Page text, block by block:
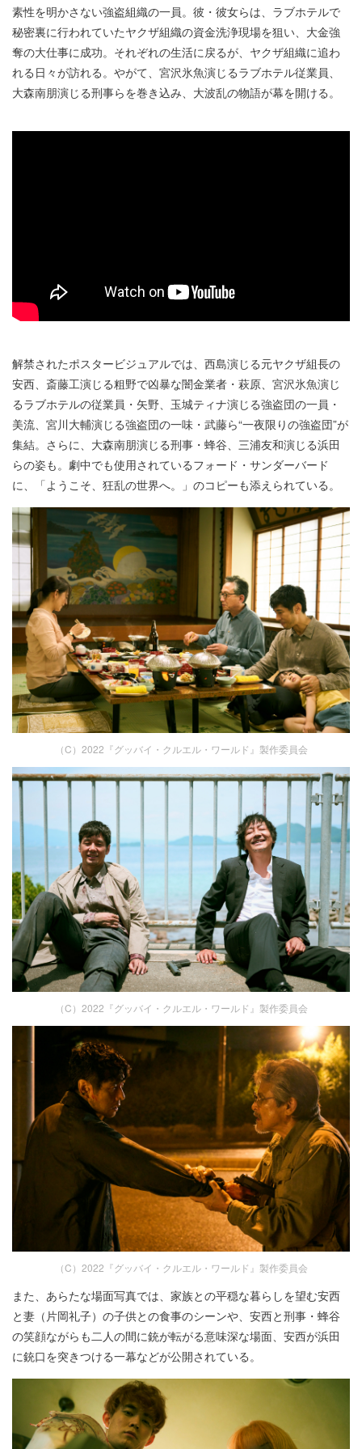
素性を明かさない強盗組織の一員。彼・彼女らは、ラブホテルで
秘密裏に行われていたヤクザ組織の資金洗浄現場を狙い、大金強
奪の大仕事に成功。それぞれの生活に戻るが、ヤクザ組織に追わ
れる日々が訪れる。やがて、宮沢氷魚演じるラブホテル従業員、
大森南朋演じる刑事らを巻き込み、大波乱の物語が幕を開ける。
解禁されたポスタービジュアルでは、西島演じる元ヤクザ組長の
安西、斎藤工演じる粗野で凶暴な闇金業者・萩原、宮沢氷魚演じ
るラブホテルの従業員・矢野、玉城ティナ演じる強盗団の一員・
美流、宮川大輔演じる強盗団の一味・武藤ら“一夜限りの強盗団”が
集結。さらに、大森南朋演じる刑事・蜂谷、三浦友和演じる浜田
らの姿も。劇中でも使用されているフォード・サンダーバード
に、「ようこそ、狂乱の世界へ。」のコピーも添えられている。
（C）2022『グッバイ・クルエル・ワールド』製作委員会
（C）2022『グッバイ・クルエル・ワールド』製作委員会
（C）2022『グッバイ・クルエル・ワールド』製作委員会
また、あらたな場面写真では、家族との平穏な暮らしを望む安西
と妻（片岡礼子）の子供との食事のシーンや、安西と刑事・蜂谷
の笑顔ながらも二人の間に銃が転がる意味深な場面、安西が浜田
に銃口を突きつける一幕などが公開されている。